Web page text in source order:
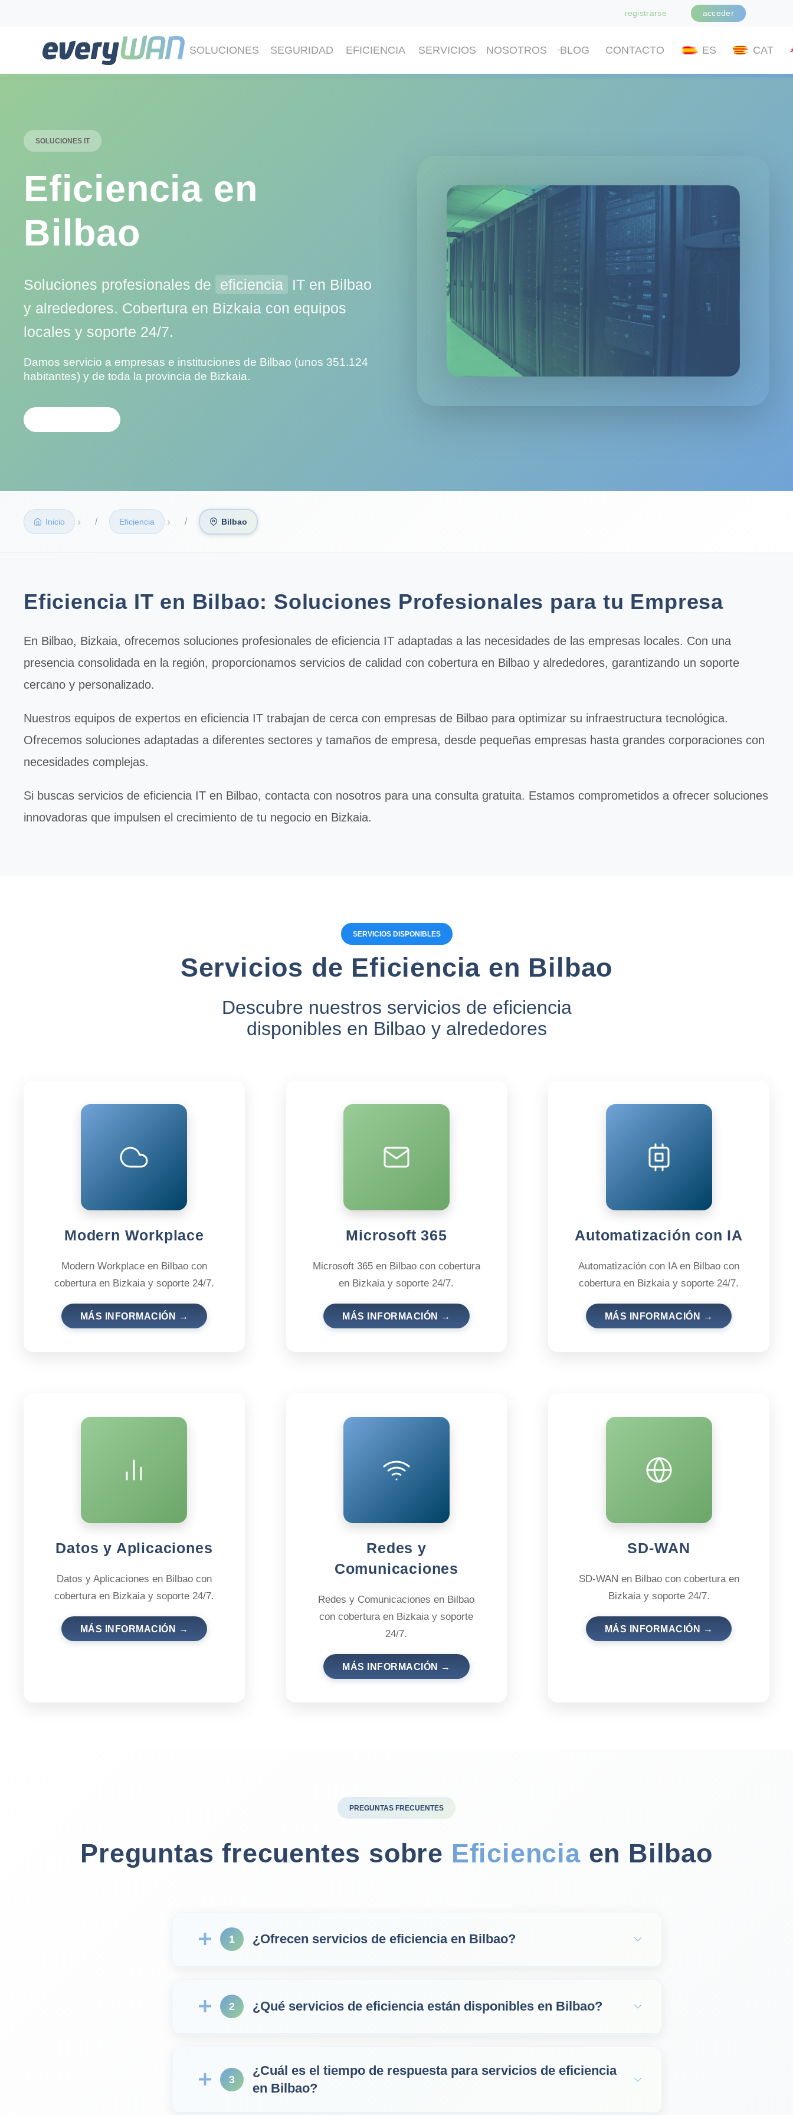
registrarse acceder
SOLUCIONES SEGURIDAD EFICIENCIA SERVICIOS NOSOTROS BLOG CONTACTO ES CAT
SOLUCIONES IT
Eficiencia en
Bilbao
Soluciones profesionales de eficiencia
IT en Bilbao
y alrededores. Cobertura en Bizkaia con equipos
locales y soporte 24/7.
Damos servicio a empresas e instituciones de Bilbao (unos 351.124
habitantes) y de toda la provincia de Bizkaia.
Inicio › Eficiencia › Bilbao
Eficiencia IT en Bilbao: Soluciones Profesionales para tu Empresa
En Bilbao, Bizkaia, ofrecemos soluciones profesionales de eficiencia IT adaptadas a las necesidades de las empresas locales. Con una
presencia consolidada en la región, proporcionamos servicios de calidad con cobertura en Bilbao y alrededores, garantizando un soporte
cercano y personalizado.
Nuestros equipos de expertos en eficiencia IT trabajan de cerca con empresas de Bilbao para optimizar su infraestructura tecnológica.
Ofrecemos soluciones adaptadas a diferentes sectores y tamaños de empresa, desde pequeñas empresas hasta grandes corporaciones con
necesidades complejas.
Si buscas servicios de eficiencia IT en Bilbao, contacta con nosotros para una consulta gratuita. Estamos comprometidos a ofrecer soluciones
innovadoras que impulsen el crecimiento de tu negocio en Bizkaia.
SERVICIOS DISPONIBLES
Servicios de Eficiencia en Bilbao
Descubre nuestros servicios de eficiencia
disponibles en Bilbao y alrededores
Modern Workplace
Modern Workplace en Bilbao con
cobertura en Bizkaia y soporte 24/7.
MÁS INFORMACIÓN →
Microsoft 365
Microsoft 365 en Bilbao con cobertura
en Bizkaia y soporte 24/7.
MÁS INFORMACIÓN →
Automatización con IA
Automatización con IA en Bilbao con
cobertura en Bizkaia y soporte 24/7.
MÁS INFORMACIÓN →
Datos y Aplicaciones
Datos y Aplicaciones en Bilbao con
cobertura en Bizkaia y soporte 24/7.
MÁS INFORMACIÓN →
Redes y
Comunicaciones
Redes y Comunicaciones en Bilbao
con cobertura en Bizkaia y soporte
24/7.
MÁS INFORMACIÓN →
SD‑WAN
SD‑WAN en Bilbao con cobertura en
Bizkaia y soporte 24/7.
MÁS INFORMACIÓN →
PREGUNTAS FRECUENTES
Preguntas frecuentes sobre Eficienciaen Bilbao
1 ¿Ofrecen servicios de eficiencia en Bilbao?
2 ¿Qué servicios de eficiencia están disponibles en Bilbao?
3
¿Cuál es el tiempo de respuesta para servicios de eficiencia
en Bilbao?